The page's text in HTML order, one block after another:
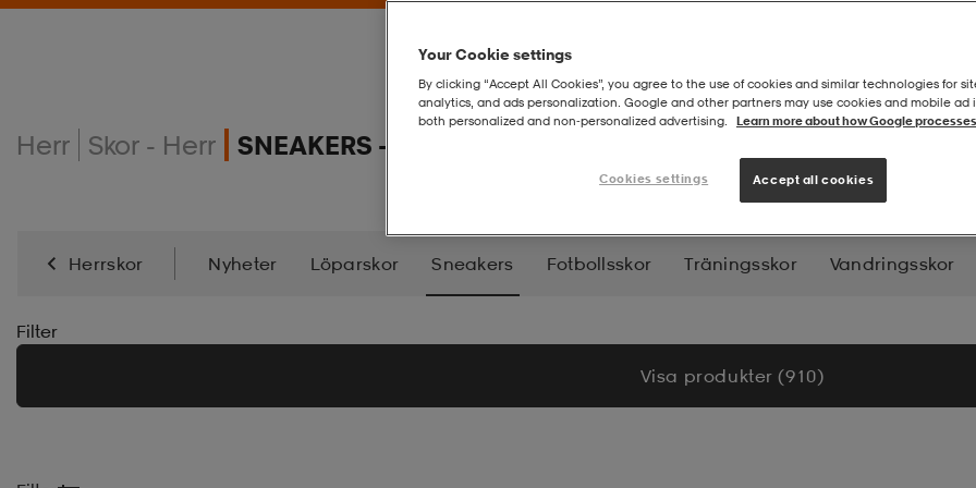
Herr Skor - Herr SNEAKERS - HERR
Herrskor Nyheter Löparskor Sneakers Fotbollsskor Träningsskor Vandringsskor
Innebandy-/Handbollsskor
Filter
Visa produkter (910)
Your Cookie settings
By clicking “Accept All Cookies”, you agree to the use of cookies and similar technologies for
analytics, and ads personalization. Google and other partners may use cookies and mobile ad
both personalized and non‑personalized advertising.
Learn more about how Google
Cookies settings Accept all cookies